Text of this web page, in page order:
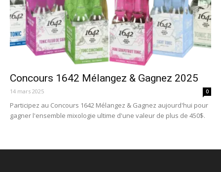
Concours 1642 Mélangez & Gagnez 2025
14 mars 2025 0
Participez au Concours 1642 Mélangez & Gagnez aujourd'hui pour
gagner l'ensemble mixologie ultime d'une valeur de plus de 450$.